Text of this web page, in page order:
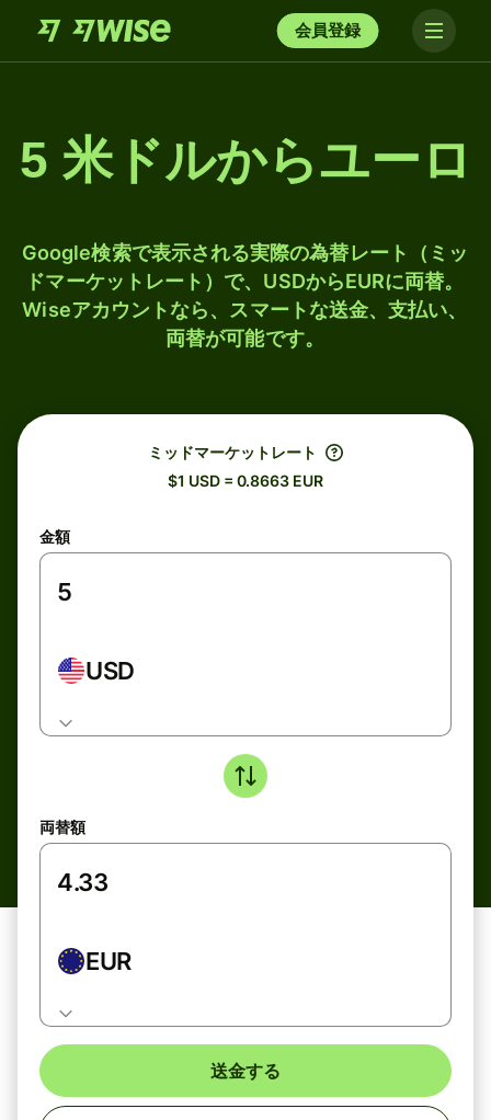
会員登録
5 米ドルからユーロ
Google検索で表示される実際の為替レート（ミッ
ドマーケットレート）で、USDからEURに両替。
Wiseアカウントなら、スマートな送金、支払い、
両替が可能です。
ミッドマーケットレート
$1 USD = 0.8663 EUR
金額
USD
両替額
EUR
送金する